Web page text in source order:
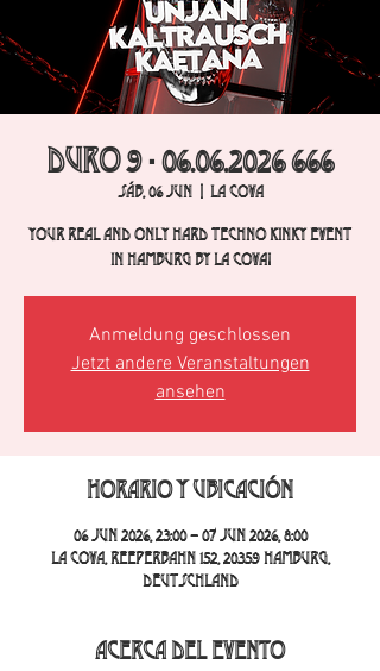
DURO 9 - 06.06.2026 666
sáb, 06 jun
  |
La Cova
Your real and only hard techno kinky event
in Hamburg by La Cova!
Anmeldung geschlossen
Jetzt andere Veranstaltungen
ansehen
Horario y ubicación
06 jun 2026, 23:00 – 07 jun 2026, 8:00
La Cova, Reeperbahn 152, 20359 Hamburg,
Deutschland
Acerca del evento